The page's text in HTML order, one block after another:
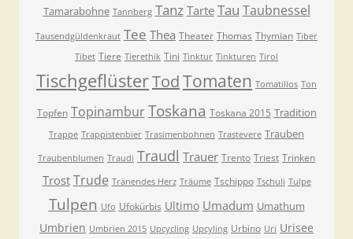
Tamarabohne Tannberg Tanz Tarte Tau Taubnessel
Tausendgüldenkraut Tee Thea Theater Thomas Thymian Tiber
Tibet Tiere Tierethik Tini Tinktur Tinkturen Tirol
TischgeflüsterTodTomaten Tomatillos Ton
Topfen Topinambur Toskana Toskana 2015 Tradition
Trappe Trappistenbier Trasimenbohnen Trastevere Trauben
Traubenblumen Traudi Traudl Trauer Trento Triest Trinken
Trost Trude Tränendes Herz Träume Tschippo Tschuli Tulpe
Tulpen Ufo Ufokürbis Ultimo Umadum Umathum
Umbrien Umbrien 2015 Upcycling Upcyling Urbino Uri Urisee